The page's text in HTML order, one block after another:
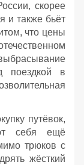
скорее
и также бьёт
что цены
поездкой в
путёвок,
себя ещё
трюков с
жёсткий